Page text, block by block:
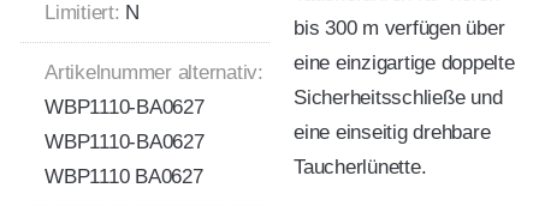
Limitiert: N
Artikelnummer alternativ:
WBP1110-BA0627
WBP1110-BA0627
WBP1110 BA0627
bis 300 m verfügen über
eine einzigartige doppelte
Sicherheitsschließe und
eine einseitig drehbare
Taucherlünette.